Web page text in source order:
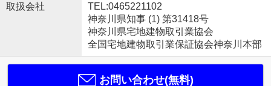
取扱会社
TEL:0465221102
神奈川県知事 (1) 第31418号
神奈川県宅地建物取引業協会
全国宅地建物取引業保証協会神奈川本部
お問い合わせ(無料)